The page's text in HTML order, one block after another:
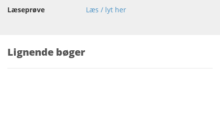
Læseprøve
Læs / lyt her
Lignende bøger